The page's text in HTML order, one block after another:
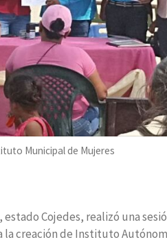
Municipal de Mujeres
Cojedes, realizó una
la creación de Instituto